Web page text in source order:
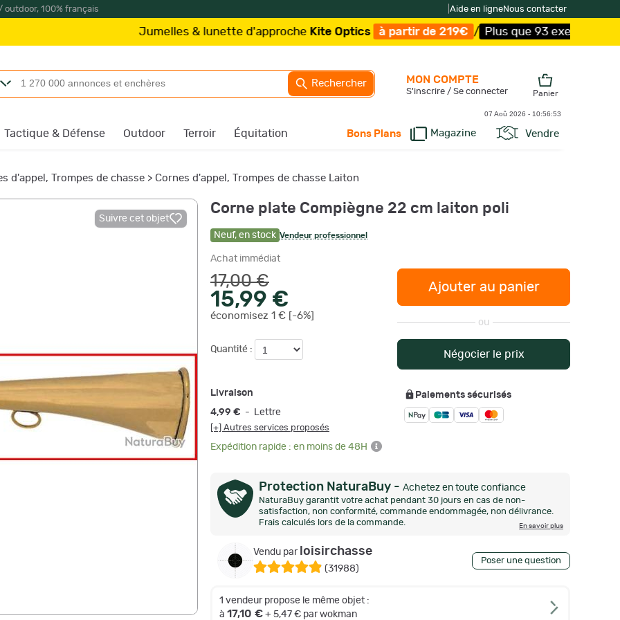
100% français Aide en ligneNous contacter
Jumelles & lunette d'approcheKite Optics à partir de 219€ / Plus que 93 exemplaires !
Rechercher
Tactique & Défense Outdoor Terroir Équitation Bons Plans Magazine Vendre
MON COMPTE
S'inscrire / Se connecter Panier
07 Aoû 2026 - 10:56:54
d'appel, Trompes de chasse > Cornes d'appel, Trompes de chasse Laiton
Suivre cet objet
Corne plate Compiègne 22 cm laiton poli
Neuf, en stock Vendeur professionnel
Achat immédiat
17,00 €
15,99 €
économisez 1 € [-6%]
Quantité :
Ajouter au panier
ou
Négocier le prix
Livraison
4,99 € - Lettre
[+] Autres services proposés
Expédition rapide : en moins de 48H
Paiements sécurisés
Protection NaturaBuy - Achetez en toute confiance
NaturaBuy garantit votre achat pendant 30 jours en cas de non-
satisfaction, non conformité, commande endommagée, non délivrance.
Frais calculés lors de la commande.
En savoir plus
Vendu par loisirchasse
(31988)
Poser une question
1 vendeur propose le même objet :
à 17,10 € + 5,47 € par wokman